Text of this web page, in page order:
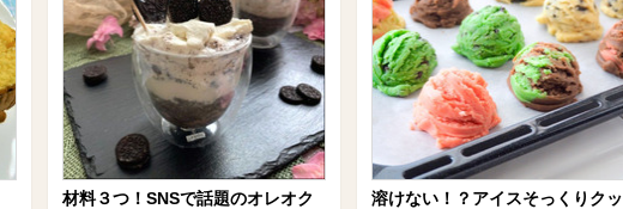
材料３つ！SNSで話題のオレオク
溶けない！？アイスそっくりクッ